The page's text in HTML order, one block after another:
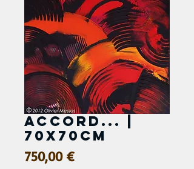
Accord... |
70x70cm
750,00 €Prix